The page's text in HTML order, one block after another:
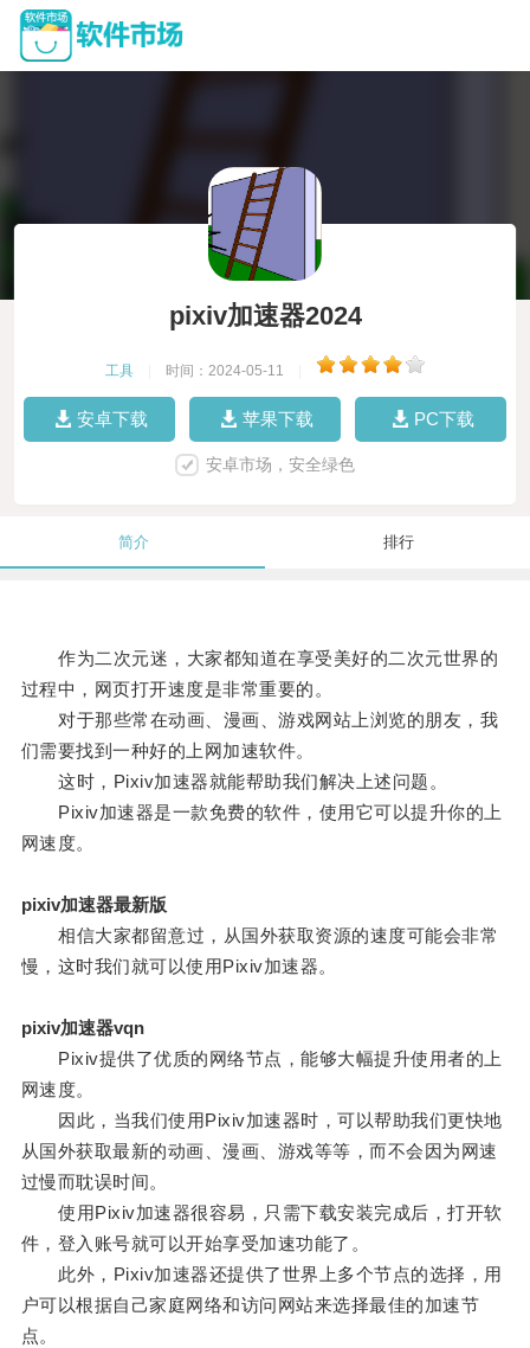
pixiv加速器2024
工具 时间：2024-05-11
安卓下载 苹果下载 PC下载
安卓市场，安全绿色
简介 排行
作为二次元迷，大家都知道在享受美好的二次元世界的
过程中，网页打开速度是非常重要的。
对于那些常在动画、漫画、游戏网站上浏览的朋友，我
们需要找到一种好的上网加速软件。
这时，Pixiv加速器就能帮助我们解决上述问题。
Pixiv加速器是一款免费的软件，使用它可以提升你的上
网速度。
pixiv加速器最新版
相信大家都留意过，从国外获取资源的速度可能会非常
慢，这时我们就可以使用Pixiv加速器。
pixiv加速器vqn
Pixiv提供了优质的网络节点，能够大幅提升使用者的上
网速度。
因此，当我们使用Pixiv加速器时，可以帮助我们更快地
从国外获取最新的动画、漫画、游戏等等，而不会因为网速
过慢而耽误时间。
使用Pixiv加速器很容易，只需下载安装完成后，打开软
件，登入账号就可以开始享受加速功能了。
此外，Pixiv加速器还提供了世界上多个节点的选择，用
户可以根据自己家庭网络和访问网站来选择最佳的加速节
点。